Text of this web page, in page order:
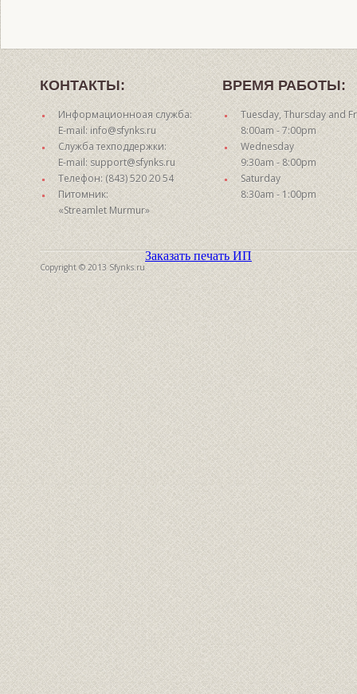
КОНТАКТЫ:
Информационноая служба:
E-mail: info@sfynks.ru
Служба техподдержки:
E-mail: support@sfynks.ru
Телефон: (843) 520 20 54
Питомник:
«Streamlet Murmur»
ВРЕМЯ РАБОТЫ:
Tuesday, Thursday and
8:00am - 7:00pm
Wednesday
9:30am - 8:00pm
Saturday
8:30am - 1:00pm
Copyright © 2013 Sfynks.ru
Заказать печать ИП